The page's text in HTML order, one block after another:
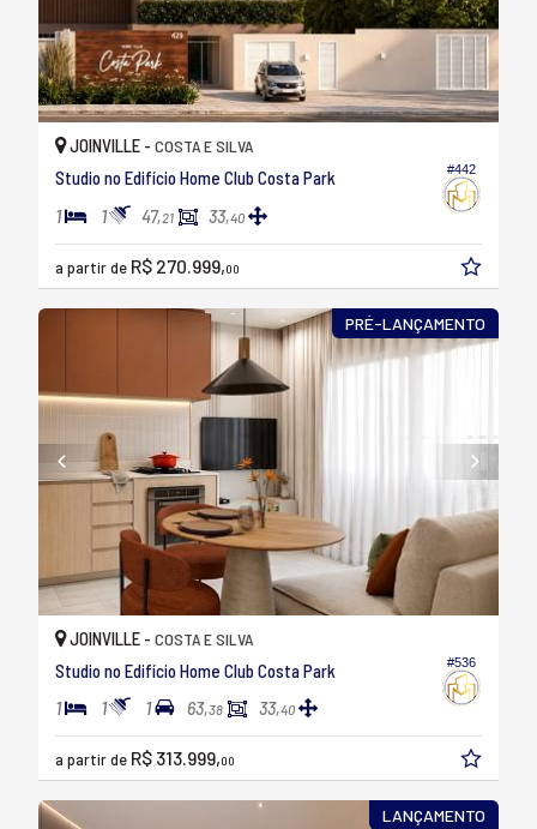
#442
JOINVILLE - COSTA E SILVA
Studio no Edifício Home Club Costa Park
1 1 47,21 33,40
a partir de R$ 270.999,00
PRÉ-LANÇAMENTO
#536
JOINVILLE - COSTA E SILVA
Studio no Edifício Home Club Costa Park
1 1 1 63,38 33,40
a partir de R$ 313.999,00
LANÇAMENTO